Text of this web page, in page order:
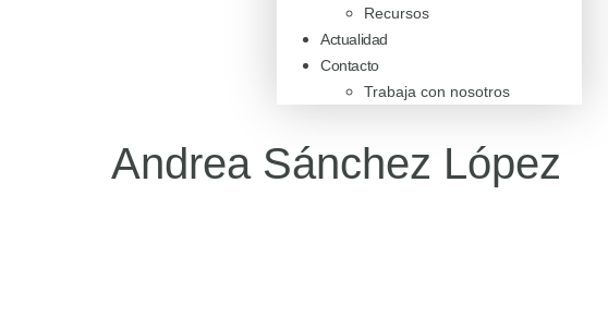
Recursos
Actualidad
Contacto
Trabaja con nosotros
Andrea Sánchez López